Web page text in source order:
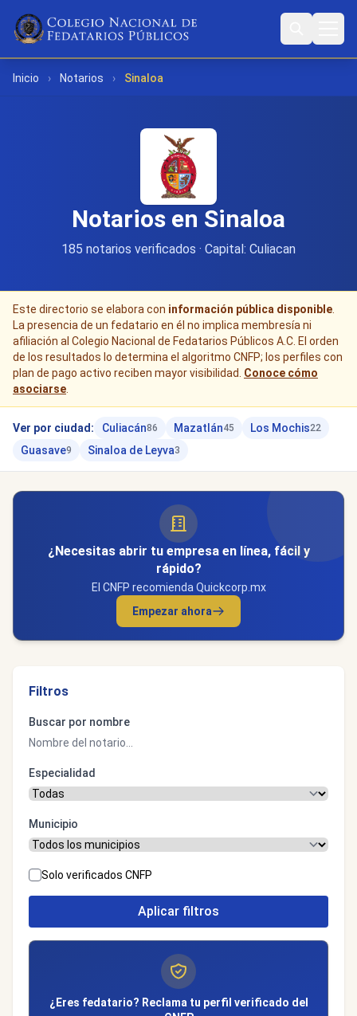
Inicio › Notarios › Sinaloa
Notarios en Sinaloa
185 notarios verificados · Capital: Culiacan
Este directorio se elabora con información pública disponible
La presencia de un fedatario en él no implica membresía ni
afiliación al Colegio Nacional de Fedatarios Públicos A.C. El orden
de los resultados lo determina el algoritmo CNFP; los perfiles con
plan de pago activo reciben mayor visibilidad. Conoce cómo
asociarse
Ver por ciudad: Culiacán86 Mazatlán45 Los Mochis22
Guasave9 Sinaloa de Leyva3
¿Necesitas abrir tu empresa en línea, fácil y
rápido?
El CNFP recomienda Quickcorp.mx
Empezar ahora
Filtros
Buscar por nombre
Especialidad
Municipio
Solo verificados CNFP
Aplicar filtros
¿Eres fedatario? Reclama tu perfil verificado del